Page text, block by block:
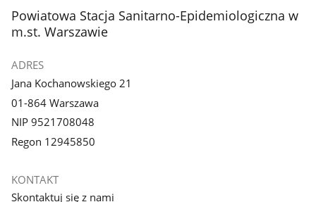
stopka
Powiatowa Stacja Sanitarno-Epidemiologiczna w
m.st. Warszawie
ADRES
Jana Kochanowskiego 21
01-864 Warszawa
NIP 9521708048
Regon 12945850
KONTAKT
Skontaktuj się z nami